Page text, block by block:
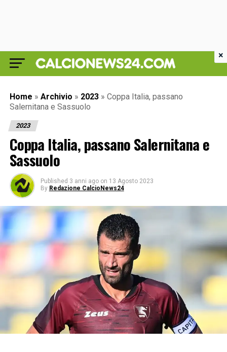
Home » Archivio » 2023 » Coppa Italia, passano
Salernitana e Sassuolo
2023
Coppa Italia, passano Salernitana e
Sassuolo
Published 3 anni ago on 13 Agosto 2023
By Redazione CalcioNews24
×